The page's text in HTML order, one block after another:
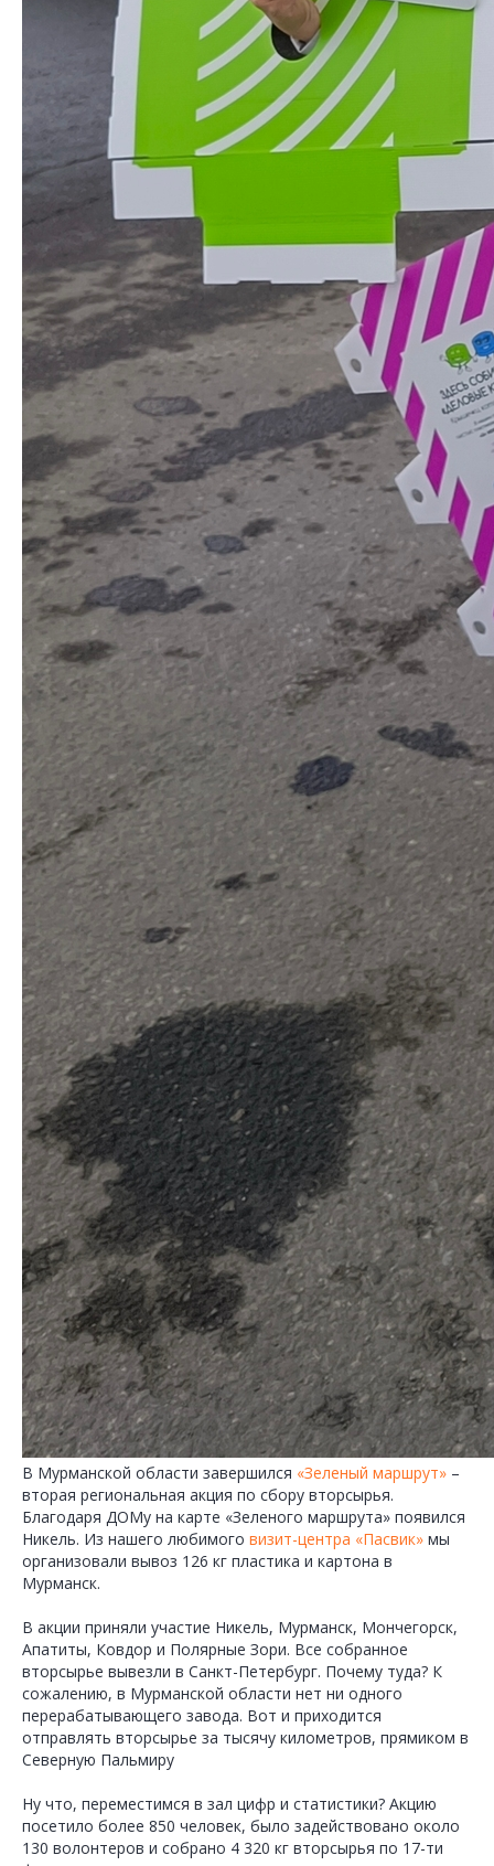
В Мурманской области завершился «Зеленый маршрут» –
вторая региональная акция по сбору вторсырья.
Благодаря ДОМу на карте «Зеленого маршрута» появился
Никель. Из нашего любимого визит-центра «Пасвик» мы
организовали вывоз 126 кг пластика и картона в
Мурманск.
В акции приняли участие Никель, Мурманск, Мончегорск,
Апатиты, Ковдор и Полярные Зори. Все собранное
вторсырье вывезли в Санкт-Петербург. Почему туда? К
сожалению, в Мурманской области нет ни одного
перерабатывающего завода. Вот и приходится
отправлять вторсырье за тысячу километров, прямиком в
Северную Пальмиру
Ну что, переместимся в зал цифр и статистики? Акцию
посетило более 850 человек, было задействовано около
130 волонтеров и собрано 4 320 кг вторсырья по 17-ти